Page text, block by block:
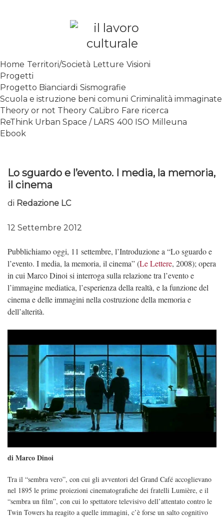
SPALANCARE LE FINESTRE DEI
CONTEMPORANEO
Home Territori/Società Letture Visioni
Progetti
Progetto Bianciardi Sismografie
Scuola e istruzione beni comuni Criminalità immaginate
Theory or not Theory CaLibro Fare ricerca
ReThink Urban Space / LARS 400 ISO Milleuna
Ebook
Lo sguardo e l’evento. I media, la memoria,
il cinema
di Redazione LC
12 Settembre 2012
Pubblichiamo oggi, 11 settembre, l’Introduzione a “Lo sguardo e
l’evento. I media, la memoria, il cinema” (Le Lettere, 2008); opera
in cui Marco Dinoi si interroga sulla relazione tra l’evento e
l’immagine mediatica, l’esperienza della realtà, e la funzione del
cinema e delle immagini nella costruzione della memoria e
dell’alterità.
di Marco Dinoi
Tra il “sembra vero”, con cui gli avventori del Grand Café accoglievano
nel 1895 le prime proiezioni cinematografiche dei fratelli Lumière, e il
“sembra un film”, con cui lo spettatore televisivo dell’attentato contro le
Twin Towers ha reagito a quelle immagini, c’è forse un salto cognitivo